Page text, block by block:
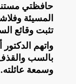
حافظتي
المسيئة
تثبت وقائع
واتهم
بالسب
وسمعة عائلته.